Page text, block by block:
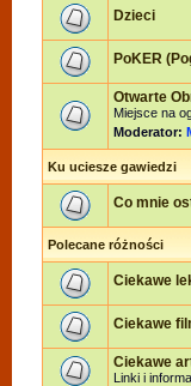
Dzieci
PoKER
Otwarte
Miejsce na
Moderator:
Ku uciesze gawiedzi
Co mnie
Polecane różności
Ciekawe
Ciekawe
Ciekawe
Linki i